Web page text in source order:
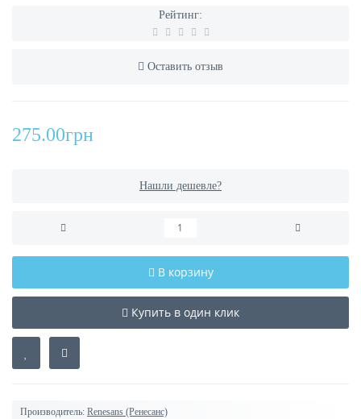
Рейтинг:
Оставить отзыв
275.00грн
Нашли дешевле?
В корзину
Купить в один клик
Производитель: Renesans (Ренесанс)